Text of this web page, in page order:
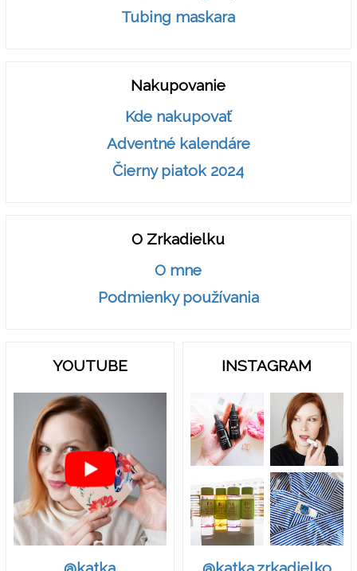
Tubing maskara
Nakupovanie
Kde nakupovať
Adventné kalendáre
Čierny piatok 2024
O Zrkadielku
O mne
Podmienky používania
YOUTUBE INSTAGRAM